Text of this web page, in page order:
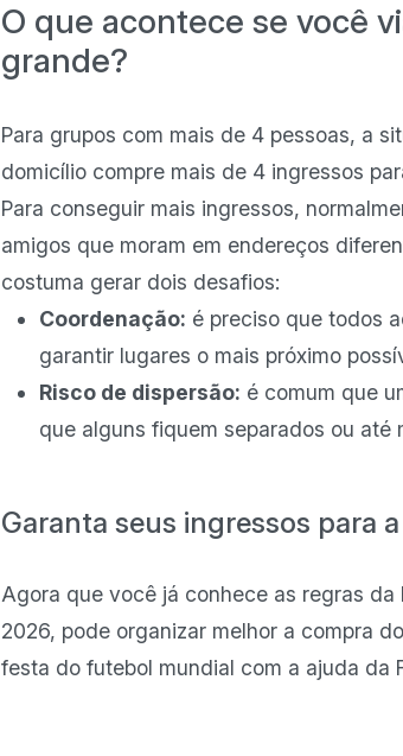
O que acontece se você
grande?
Para grupos com mais de 4 pessoas, a
domicílio compre mais de 4 ingressos
Para conseguir mais ingressos,
amigos que moram em endereços
costuma gerar dois desafios:
Coordenação: é preciso que todos
garantir lugares o mais próximo
Risco de dispersão: é comum que
que alguns fiquem separados ou até
Garanta seus ingressos para
Agora que você já conhece as regras
2026, pode organizar melhor a compra
festa do futebol mundial com a ajuda da